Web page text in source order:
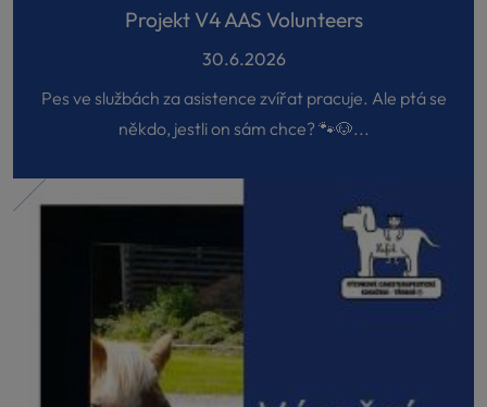
Projekt V4 AAS Volunteers
30.6.2026
Pes ve službách za asistence zvířat pracuje. Ale ptá se
někdo, jestli on sám chce? 🐾🐶...